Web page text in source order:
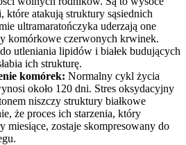
które atakują struktury sąsiednich
ultramaratończyka uderzają one
komórkowe czerwonych krwinek.
utleniania lipidów i białek budujących
ich strukturę.
komórek: Normalny cykl życia
około 120 dni. Stres oksydacyjny
niszczy struktury białkowe
że proces ich starzenia, który
miesiące, zostaje skompresowany do